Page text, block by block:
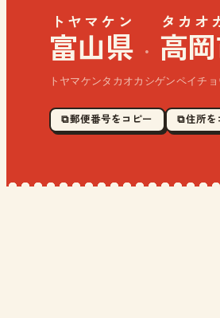
富山県
トヤマケン
· 高
タカオ
トヤマケンタカオカシゲンペイチョ
⧉ 郵便番号をコピー ⧉ 住所を